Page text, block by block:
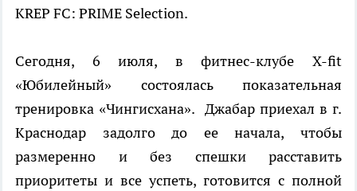
KREP FC: PRIME Sеlection.
Сегодня, 6 июля, в фитнес-клубе X-fit
«Юбилейный» состоялась показательная
тренировка «Чингисхана». Джабар приехал в г.
Краснодар задолго до ее начала, чтобы
размеренно и без спешки расставить
приоритеты и все успеть, готовится с полной